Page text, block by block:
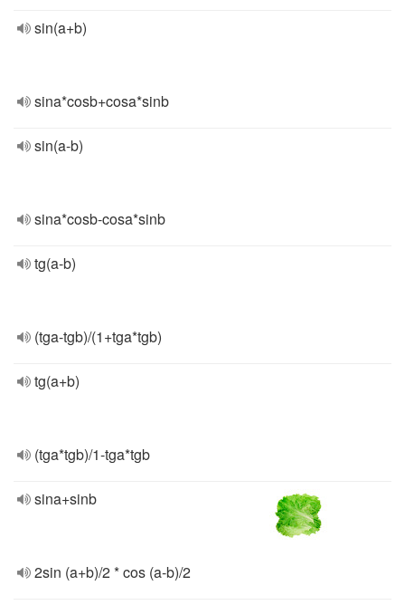
sin(a+b)
sina*cosb+cosa*sinb
sin(a-b)
sina*cosb-cosa*sinb
tg(a-b)
(tga-tgb)/(1+tga*tgb)
tg(a+b)
(tga*tgb)/1-tga*tgb
sina+sinb
2sin (a+b)/2 * cos (a-b)/2